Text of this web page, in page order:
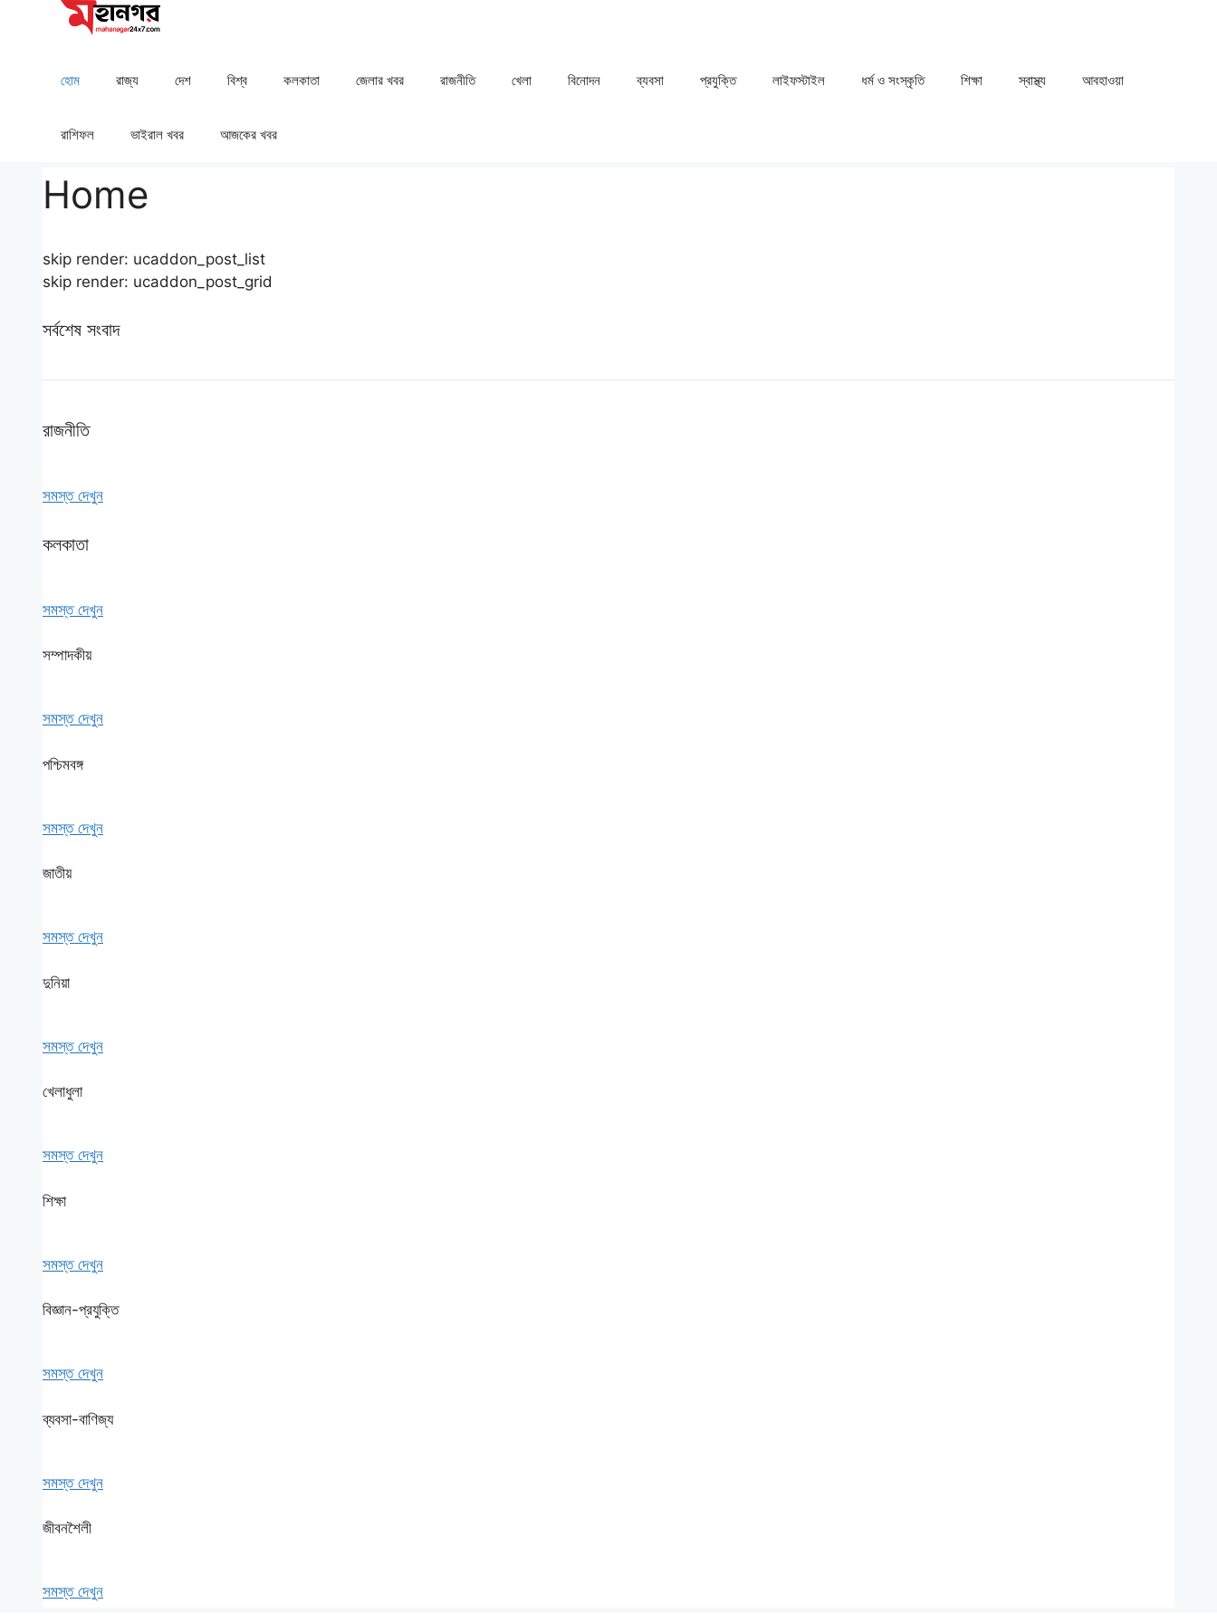
হোম রাজ্য দেশ ⁠বিশ্ব কলকাতা ⁠⁠জেলার খবর রাজনীতি খেলা ⁠বিনোদন ব্যবসা প্রযুক্তি লাইফস্টাইল ধর্ম ও সংস্কৃতি ⁠⁠শিক্ষা ⁠⁠স্বাস্থ্য ⁠⁠আবহাওয়া
রাশিফল ⁠⁠ভাইরাল খবর আজকের খবর
Home
skip render: ucaddon_post_list
skip render: ucaddon_post_grid
সর্বশেষ সংবাদ
রাজনীতি
সমস্ত দেখুন
কলকাতা
সমস্ত দেখুন
সম্পাদকীয়
সমস্ত দেখুন
পশ্চিমবঙ্গ
সমস্ত দেখুন
জাতীয়
সমস্ত দেখুন
দুনিয়া
সমস্ত দেখুন
খেলাধুলা
সমস্ত দেখুন
শিক্ষা
সমস্ত দেখুন
বিজ্ঞান-প্রযুক্তি
সমস্ত দেখুন
ব্যবসা-বাণিজ্য
সমস্ত দেখুন
জীবনশৈলী
সমস্ত দেখুন